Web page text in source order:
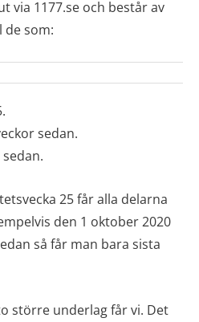
via 1177.se och består av
de som:
sedan.
25 får alla delarna
den 1 oktober 2020
så får man bara sista
större underlag får vi. Det